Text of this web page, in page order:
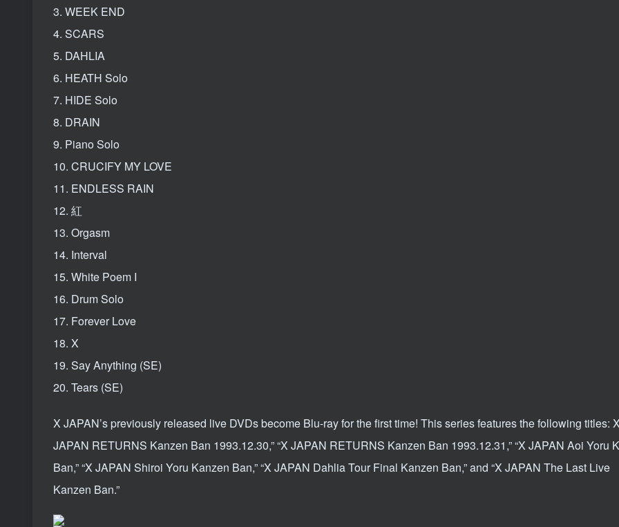
3. WEEK END
4. SCARS
5. DAHLIA
6. HEATH Solo
7. HIDE Solo
8. DRAIN
9. Piano Solo
10. CRUCIFY MY LOVE
11. ENDLESS RAIN
12. 紅
13. Orgasm
14. Interval
15. White Poem I
16. Drum Solo
17. Forever Love
18. X
19. Say Anything (SE)
20. Tears (SE)
X JAPAN’s previously released live DVDs become Blu-ray for the first time! This series features the following titles:
JAPAN RETURNS Kanzen Ban 1993.12.30,” “X JAPAN RETURNS Kanzen Ban 1993.12.31,” “X JAPAN Aoi Yoru
Ban,” “X JAPAN Shiroi Yoru Kanzen Ban,” “X JAPAN Dahlia Tour Final Kanzen Ban,” and “X JAPAN The Last Live
Kanzen Ban.”